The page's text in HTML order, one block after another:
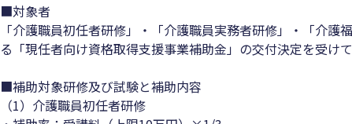
■対象者
「介護職員初任者研修」・「介護職員実務者研修」・「介
る「現任者向け資格取得支援事業補助金」の交付決定を受け
■補助対象研修及び試験と補助内容
（1）介護職員初任者研修